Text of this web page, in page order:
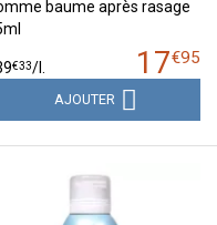
baume après rasage
17€95
€33/
AJOUTER